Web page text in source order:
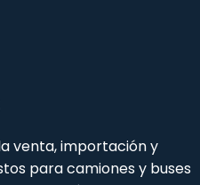
venta, importación y
para camiones y buses